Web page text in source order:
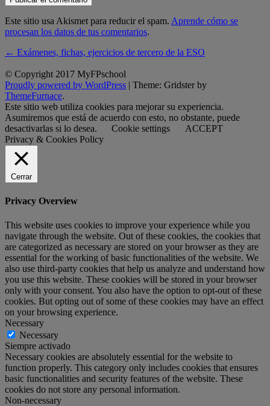
Este sitio usa Akismet para reducir el spam. Aprende cómo se
procesan los datos de tus comentarios.
Post
navigation
← Exámenes, fichas, ejercicios de tercero de la ESO
© Copyright 2017 MyFPschool
Proudly powered by WordPress | Theme: Gridster by
ThemeFurnace.
Este sitio web utiliza cookies para mejorar su experiencia.
Asumiremos que está de acuerdo con esto, no obstante, puede
desactivarlas si lo desea.
Cookie settings
ACCEPT
Privacy & Cookies Policy
Cerrar
Privacy Overview
This website uses cookies to improve your experience while you
navigate through the website. Out of these cookies, the cookies that
are categorized as necessary are stored on your browser as they are
essential for the working of basic functionalities of the website. We
also use third-party cookies that help us analyze and understand how
you use this website. These cookies will be stored in your browser
only with your consent. You also have the option to opt-out of these
cookies. But opting out of some of these cookies may have an effect
on your browsing experience.
Necessary
Necessary
Siempre activado
Necessary cookies are absolutely essential for the website to
function properly. This category only includes cookies that ensures
basic functionalities and security features of the website. These
cookies do not store any personal information.
Non-necessary